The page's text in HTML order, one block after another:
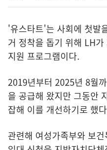
'유스타트'는 사회에 첫발
거 정착을 돕기 위해 LH
지원 프로그램이다.
2019년부터 2025년 8월
을 공급해 왔지만 그동안
잡해 이를 개선하기로 했
관련해 여성가족부와 보